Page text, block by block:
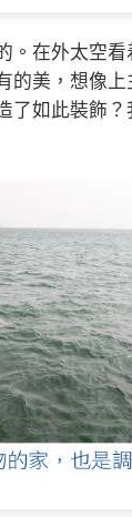
在外太空看
的美，想像
了如此裝飾